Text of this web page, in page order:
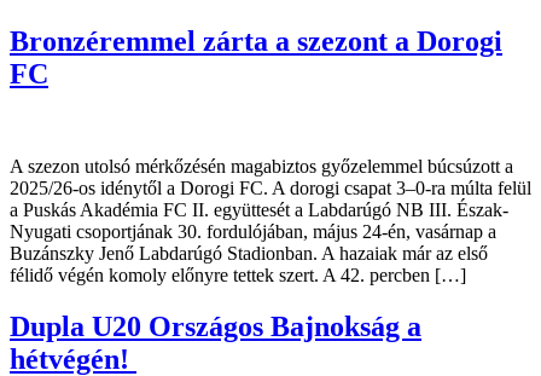
Bronzéremmel zárta a szezont a Dorogi
FC
A szezon utolsó mérkőzésén magabiztos győzelemmel búcsúzott a
2025/26-os idénytől a Dorogi FC. A dorogi csapat 3–0-ra múlta felül
a Puskás Akadémia FC II. együttesét a Labdarúgó NB III. Észak-
Nyugati csoportjának 30. fordulójában, május 24-én, vasárnap a
Buzánszky Jenő Labdarúgó Stadionban. A hazaiak már az első
félidő végén komoly előnyre tettek szert. A 42. percben […]
Dupla U20 Országos Bajnokság a
hétvégén!